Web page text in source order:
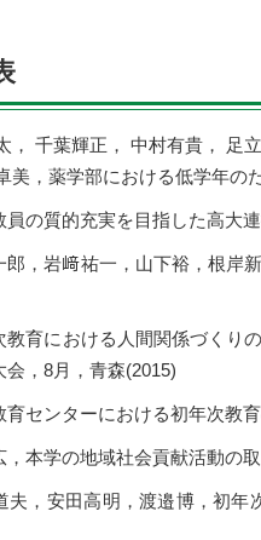
， 千葉輝正， 中村有貴， 足
美，薬学部における低学年の
員の質的充実を目指した高大
郎，岩﨑祐一，山下裕，根岸
教育における人間関係づくり
，8月，青森(2015)
育センターにおける初年次教
，本学の地域社会貢献活動の
夫，安田高明，渡邉博，初